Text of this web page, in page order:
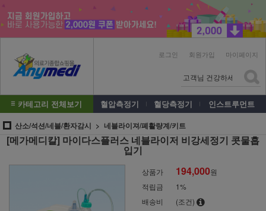
로그인 회원가입 마이페이지
카테고리 전체보기 혈압측정기 혈당측정기 인스트루먼트
산소/석션/네블/환자감시 네블라이져/폐활량계/키트
[메가메디칼] 마이다스플러스 네블라이저 비강세정기 콧물흡
입기
상품가 194,000원
적립금
1%
배송비
(조건)